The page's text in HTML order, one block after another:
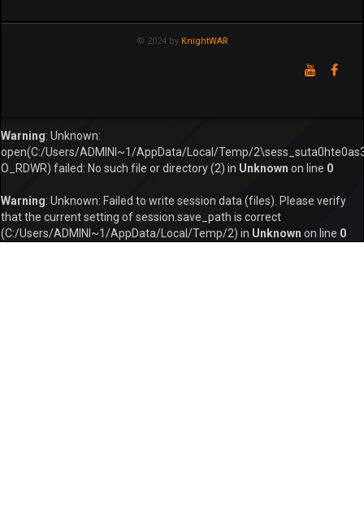
© 2024 by KnightWAR
Warning: Unknown:
open(C:/Users/ADMINI~1/AppData/Local/Temp/
O_RDWR) failed: No such file or directory (2) in Unknown on line 0
Warning: Unknown: Failed to write session data (files). Please verify
that the current setting of session.save_path is correct
(C:/Users/ADMINI~1/AppData/Local/Temp/2) in Unknown on line 0